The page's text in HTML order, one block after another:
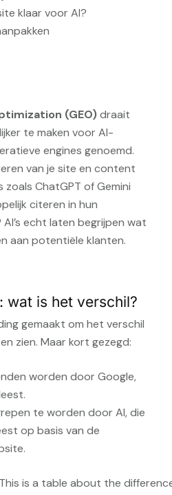
klaar voor AI?
(GEO)draait
te maken voor AI-
engines genoemd.
van je site en content
ChatGPT of Gemini
citeren in hun
echt laten begrijpen wat
aan potentiële klanten.
wat is het verschil?
gemaakt om het verschil
zien. Maar kort gezegd:
worden door Google,
te worden door AI, die
op basis van de